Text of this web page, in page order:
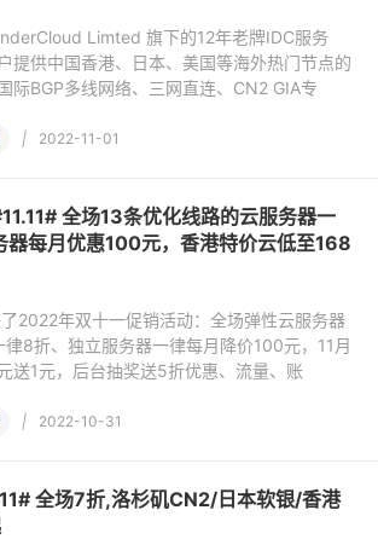
Limted 旗下的12年老牌IDC服务
提供中国香港、日本、美国等海外热门节点的
际BGP多线网络、三网直连、CN2 GIA专
| 2022-11-01
全场13条优化线路的云服务器一
器每月优惠100元，香港特价云低至168
2022年双十一促销活动：全场弹性云服务器
8折、独立服务器一律每月降价100元，11月
送1元，后台抽奖送5折优惠、流量、账
| 2022-10-31
全场7折,洛杉矶CN2/日本软银/香港